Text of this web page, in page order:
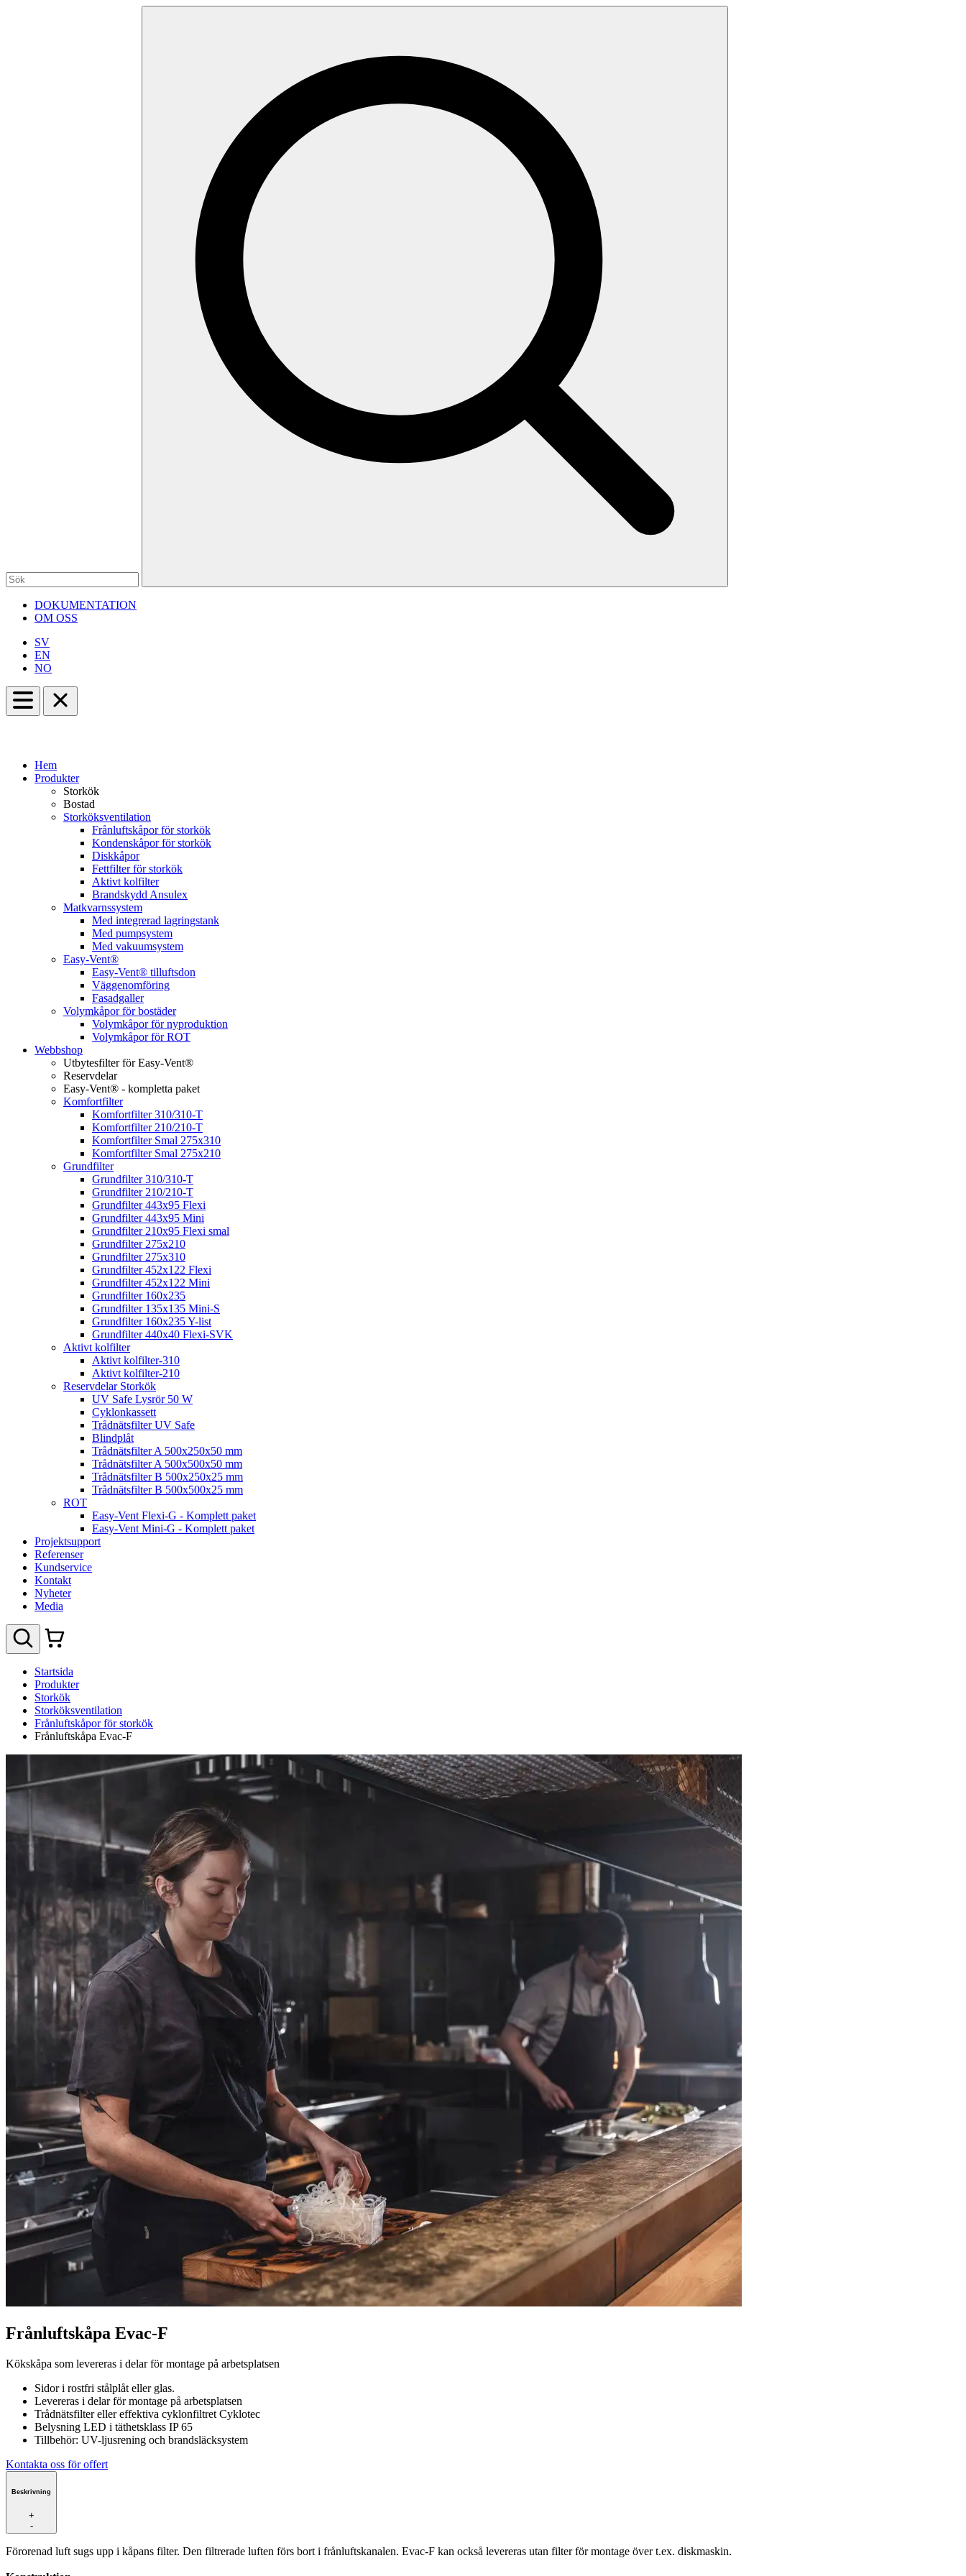
DOKUMENTATION
OM OSS
SV
EN
NO
Hem
Produkter
Storkök
Bostad
Storköksventilation
Frånluftskåpor för storkök
Kondenskåpor för storkök
Diskkåpor
Fettfilter för storkök
Aktivt kolfilter
Brandskydd Ansulex
Matkvarnssystem
Med integrerad lagringstank
Med pumpsystem
Med vakuumsystem
Easy-Vent®
Easy-Vent® tilluftsdon
Väggenomföring
Fasadgaller
Volymkåpor för bostäder
Volymkåpor för nyproduktion
Volymkåpor för ROT
Webbshop
Utbytesfilter för Easy-Vent®
Reservdelar
Easy-Vent® - kompletta paket
Komfortfilter
Komfortfilter 310/310-T
Komfortfilter 210/210-T
Komfortfilter Smal 275x310
Komfortfilter Smal 275x210
Grundfilter
Grundfilter 310/310-T
Grundfilter 210/210-T
Grundfilter 443x95 Flexi
Grundfilter 443x95 Mini
Grundfilter 210x95 Flexi smal
Grundfilter 275x210
Grundfilter 275x310
Grundfilter 452x122 Flexi
Grundfilter 452x122 Mini
Grundfilter 160x235
Grundfilter 135x135 Mini-S
Grundfilter 160x235 Y-list
Grundfilter 440x40 Flexi-SVK
Aktivt kolfilter
Aktivt kolfilter-310
Aktivt kolfilter-210
Reservdelar Storkök
UV Safe Lysrör 50 W
Cyklonkassett
Trådnätsfilter UV Safe
Blindplåt
Trådnätsfilter A 500x250x50 mm
Trådnätsfilter A 500x500x50 mm
Trådnätsfilter B 500x250x25 mm
Trådnätsfilter B 500x500x25 mm
ROT
Easy-Vent Flexi-G - Komplett paket
Easy-Vent Mini-G - Komplett paket
Projektsupport
Referenser
Kundservice
Kontakt
Nyheter
Media
Startsida
Produkter
Storkök
Storköksventilation
Frånluftskåpor för storkök
Frånluftskåpa Evac-F
Frånluftskåpa Evac-F
Kökskåpa som levereras i delar för montage på arbetsplatsen
Sidor i rostfri stålplåt eller glas.
Levereras i delar för montage på arbetsplatsen
Trådnätsfilter eller effektiva cyklonfiltret Cyklotec
Belysning LED i täthetsklass IP 65
Tillbehör: UV-ljusrening och brandsläcksystem
Kontakta oss för offert
Beskrivning
+
-
Förorenad luft sugs upp i kåpans filter. Den filtrerade luften förs bort i frånluftskanalen. Evac-F kan också levereras utan filter för montage över t.ex. diskmaskin.